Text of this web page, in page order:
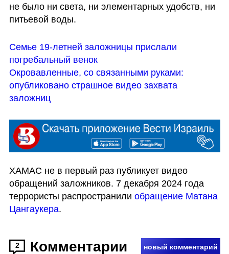
не было ни света, ни элементарных удобств, ни
питьевой воды.
Семье 19-летней заложницы прислали
погребальный венок
Окровавленные, со связанными руками:
опубликовано страшное видео захвата
заложниц
ХАМАС не в первый раз публикует видео
обращений заложников. 7 декабря 2024 года
террористы распространили обращение Матана
Цангаукера.
2 Комментарии новый комментарий